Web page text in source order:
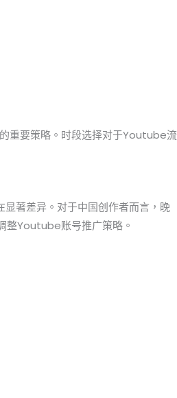
重要策略。时段选择对于Youtube流
著差异。对于中国创作者而言，晚
整Youtube账号推广策略。